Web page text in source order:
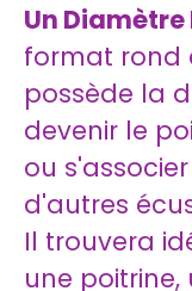
Un Diamètre
format rond
possède la
devenir le
ou
d'autres
Il trouvera
une